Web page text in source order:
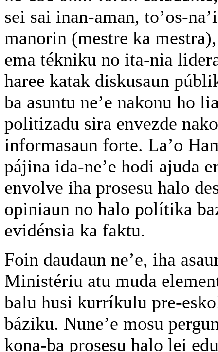
sei sai inan-aman, to’os-
manorin (mestre ka
ema tékniku no ita-nia
haree katak diskusaun
ba asuntu ne’e nakonu ho
politizadu sira envezde
informasaun forte. La’o
pájina ida-ne’e hodi ajuda
envolve iha prosesu halo
opiniaun no halo polítika
evidénsia ka faktu.
Foin daudaun ne’e, iha
Ministériu atu muda
balu husi kurríkulu pre-
báziku. Nune’e mosu
kona-ba prosesu halo lei